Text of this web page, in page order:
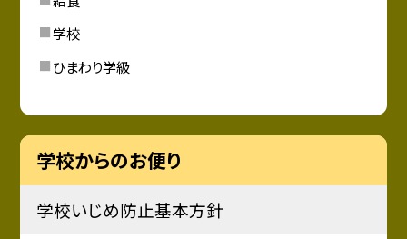
学校
ひまわり学級
学校からのお便り
学校いじめ防止基本方針